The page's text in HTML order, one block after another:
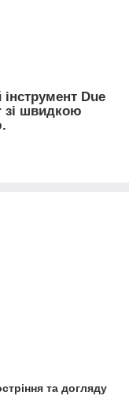
Due
зі швидкою
та догляду